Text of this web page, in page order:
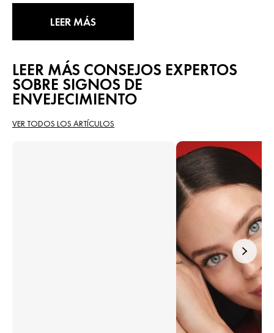
LEER MÁS
LEER MÁS CONSEJOS EXPERTOS
SOBRE SIGNOS DE
ENVEJECIMIENTO
VER TODOS LOS ARTÍCULOS